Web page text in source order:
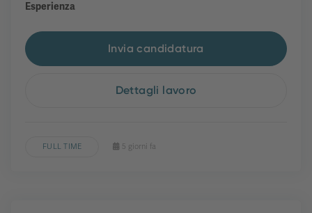
Esperienza
Invia candidatura
Dettagli lavoro
FULL TIME 5 giorni fa